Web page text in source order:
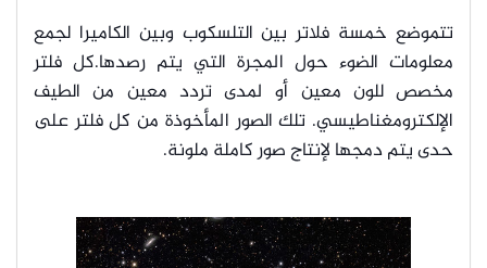
تتموضع خمسة فلاتر بين التلسكوب وبين الكاميرا لجمع
معلومات الضوء حول المجرة التي يتم رصدها.كل فلتر
مخصص للون معين أو لمدى تردد معين من الطيف
الإلكترومغناطيسي. تلك الصور المأخوذة من كل فلتر على
حدى يتم دمجها لإنتاج صور كاملة ملونة.